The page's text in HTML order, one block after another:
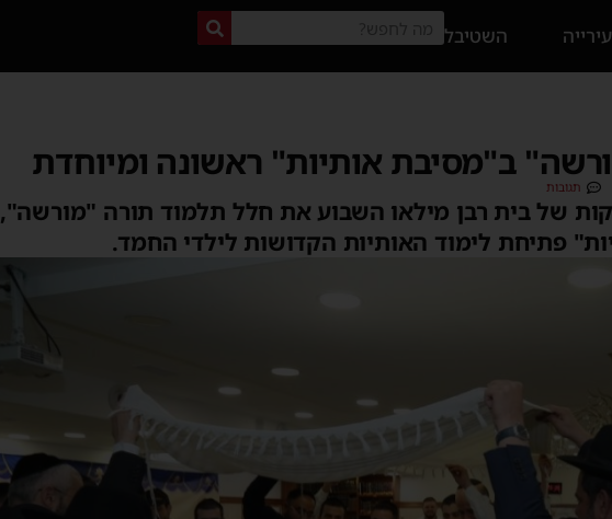
השטיבל
ב"מסיבת אותיות" ראשונה ומיוחדת
תגובות
של בית רבן מילאו השבוע את חלל תלמוד תורה "מורשה",
פתיחת לימוד האותיות הקדושות לילדי החמד.